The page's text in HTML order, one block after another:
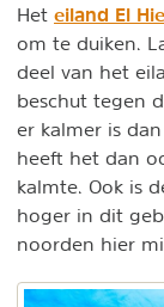
Het eiland El
om te duiken.
deel van het
beschut tegen
er kalmer is
heeft het dan
kalmte. Ook is
hoger in dit
noorden hier